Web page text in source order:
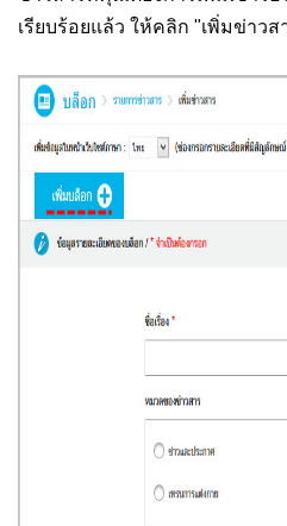
เรียบร้อยแล้ว ให้คลิก "เพิ่มข่าวส